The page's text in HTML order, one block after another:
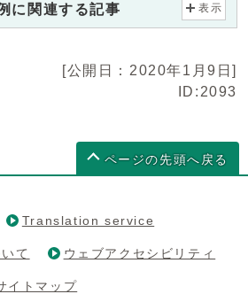
に関連する記事 表示
[公開日：2020年1月9日]
ID:2093
ページの先頭へ戻る
Translation service
て ウェブアクセシビリティ
イトマップ